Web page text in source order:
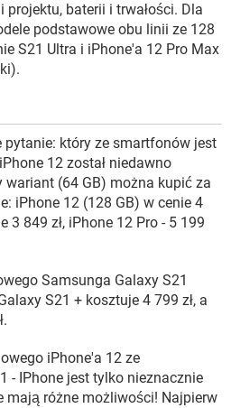
baterii i trwałości. Dla
podstawowe obu linii ze 128
S21 Ultra i iPhone'a 12 Pro Max
pytanie: który ze smartfonów jest
12 został niedawno
(64 GB) można kupić za
iPhone 12 (128 GB) w cenie 4
3 849 zł, iPhone 12 Pro - 5 199
Samsunga Galaxy S21
S21 + kosztuje 4 799 zł, a
iPhone'a 12 ze
- IPhone jest tylko nieznacznie
mają różne możliwości! Najpierw